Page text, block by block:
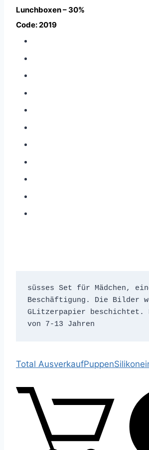
Lunchboxen – 30%
Code: 2019
süsses Set für Mädchen,
Beschäftigung. Die Bilder
GLitzerpapier beschichtet.
von 7-13 Jahren
Total AusverkaufPuppen